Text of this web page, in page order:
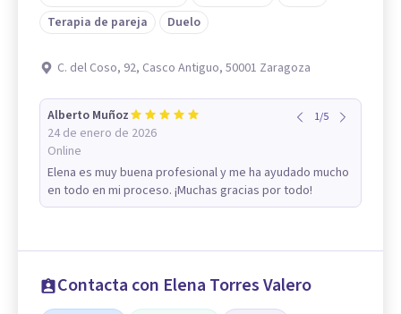
Terapia de pareja
Duelo
C. del Coso, 92, Casco Antiguo, 50001 Zaragoza
Alberto Muñoz
24 de enero de 2026
Online
1/5
Elena es muy buena profesional y me ha ayudado mucho
en todo en mi proceso. ¡Muchas gracias por todo!
Contacta con Elena Torres Valero